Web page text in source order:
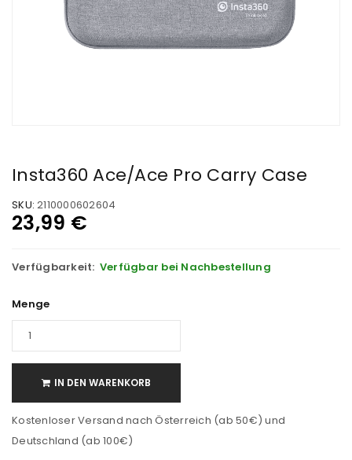
Insta360 Ace/Ace Pro Carry Case
SKU: 2110000602604
23,99 €
Verfügbarkeit: Verfügbar bei Nachbestellung
Menge
IN DEN WARENKORB
Kostenloser Versand nach Österreich (ab 50€) und
Deutschland (ab 100€)